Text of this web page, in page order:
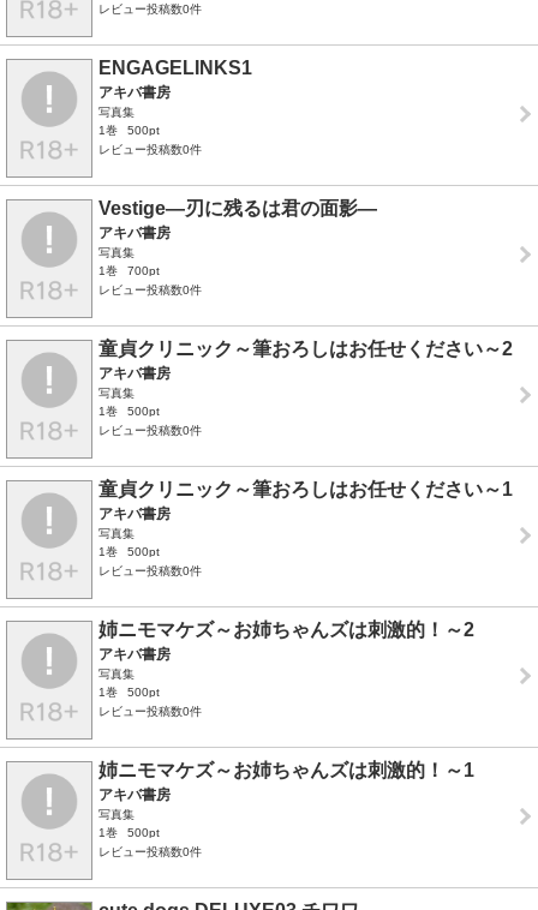
レビュー投稿数0件
ENGAGELINKS1
アキバ書房
写真集
1巻
500pt
レビュー投稿数0件
Vestige―刃に残るは君の面影―
アキバ書房
写真集
1巻
700pt
レビュー投稿数0件
童貞クリニック～筆おろしはお任せください～2
アキバ書房
写真集
1巻
500pt
レビュー投稿数0件
童貞クリニック～筆おろしはお任せください～1
アキバ書房
写真集
1巻
500pt
レビュー投稿数0件
姉ニモマケズ～お姉ちゃんズは刺激的！～2
アキバ書房
写真集
1巻
500pt
レビュー投稿数0件
姉ニモマケズ～お姉ちゃんズは刺激的！～1
アキバ書房
写真集
1巻
500pt
レビュー投稿数0件